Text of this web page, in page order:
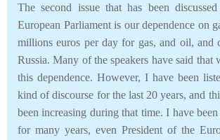
The second issue that has been
European Parliament is our dependence on
millions euros per day for gas, and oil, and
Russia. Many of the speakers have said that
this dependence. However, I have been
kind of discourse for the last 20 years, and
been increasing during that time. I have
for many years, even President of the